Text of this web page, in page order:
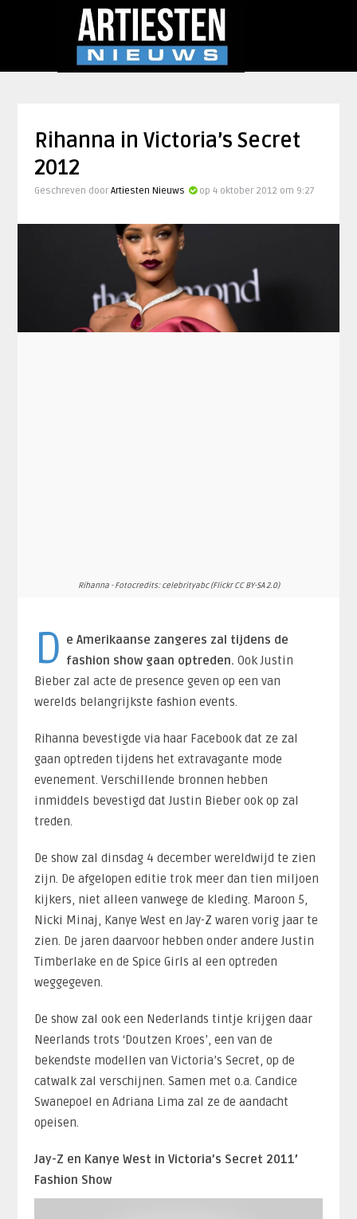
Rihanna in Victoria’s Secret
2012
Geschreven door Artiesten Nieuws op 4 oktober 2012 om 9:27
Rihanna - Fotocredits: celebrityabc (Flickr CC BY-SA 2.0)
D e Amerikaanse zangeres zal tijdens de
fashion show gaan optreden. Ook Justin
Bieber zal acte de presence geven op een van
werelds belangrijkste fashion events.
Rihanna bevestigde via haar Facebook dat ze zal
gaan optreden tijdens het extravagante mode
evenement. Verschillende bronnen hebben
inmiddels bevestigd dat Justin Bieber ook op zal
treden.
De show zal dinsdag 4 december wereldwijd te zien
zijn. De afgelopen editie trok meer dan tien miljoen
kijkers, niet alleen vanwege de kleding. Maroon 5,
Nicki Minaj, Kanye West en Jay-Z waren vorig jaar te
zien. De jaren daarvoor hebben onder andere Justin
Timberlake en de Spice Girls al een optreden
weggegeven.
De show zal ook een Nederlands tintje krijgen daar
Neerlands trots ‘Doutzen Kroes’, een van de
bekendste modellen van Victoria’s Secret, op de
catwalk zal verschijnen. Samen met o.a. Candice
Swanepoel en Adriana Lima zal ze de aandacht
opeisen.
Jay-Z en Kanye West in Victoria’s Secret 2011′
Fashion Show